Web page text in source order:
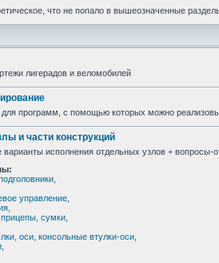
что не попало в вышеозначенные
лигерадов и веломобилей
для программ, с помощью которых можно
и части конструкций
варианты исполнения отдельных узлов + вопросы-
управление
прицепы, сумки
оси, консольные втулки-оси